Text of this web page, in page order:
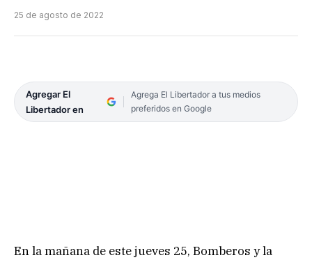
25 de agosto de 2022
Agregar El
Libertador en
Agrega El Libertador a tus medios
preferidos en Google
En la mañana de este jueves 25, Bomberos y la